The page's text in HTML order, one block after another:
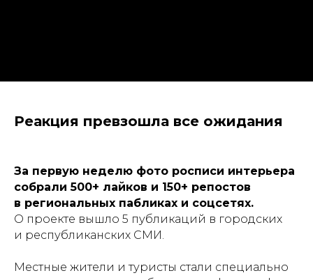
Реакция превзошла все ожидания
За первую неделю фото росписи интерьера
собрали500+ лайков и 150+ репостов
в региональных пабликах и соцсетях.
О проекте вышло 5 публикаций в городских
и республиканских СМИ.
Местные жители и туристы стали специально
для государства и бизнеса
Навигация
О компании
Услуги